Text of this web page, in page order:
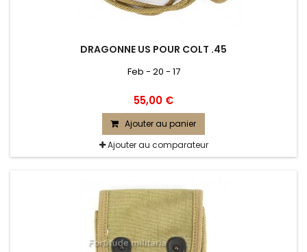
DRAGONNE US POUR COLT .45
Feb - 20 - 17
55,00 €
Ajouter au panier
Ajouter au comparateur